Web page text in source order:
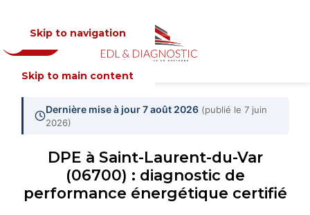
Skip to navigation
Skip to main content
MENU
Dernière mise à jour 7 août 2026 (publié le 7 juin
2026)
DPE à Saint-Laurent-du-Var
(06700) : diagnostic de
performance énergétique certifié